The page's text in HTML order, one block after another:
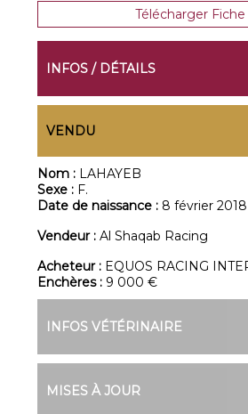
Télécharger Fiche
INFOS / DÉTAILS
VENDU
Nom : LAHAYEB
Sexe : F.
Date de naissance : 8 février 2018
Vendeur :Al Shaqab Racing
Acheteur : EQUOS RACING
Enchères : 9 000 €
INFOS VÉTÉRINAIRE
MISES À JOUR